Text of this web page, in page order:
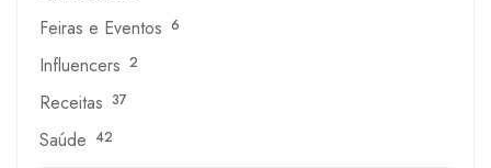
Feiras e Eventos 6
Influencers 2
Receitas 37
Saúde 42